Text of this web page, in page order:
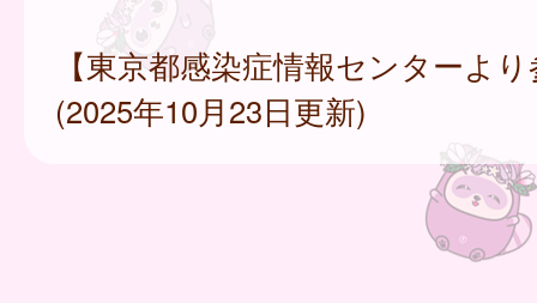
【東京都感染症情報センターよ
(2025年10月23日更新)